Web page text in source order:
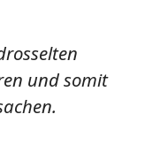
und somit